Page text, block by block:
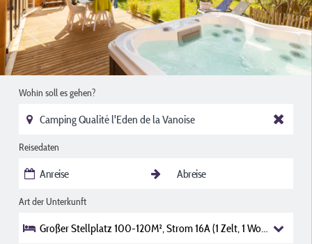
Wohin soll es gehen?
Reisedaten
Art der Unterkunft
Großer Stellplatz 100-120M², Strom 16A (1 Zelt, 1 Wohnwagen